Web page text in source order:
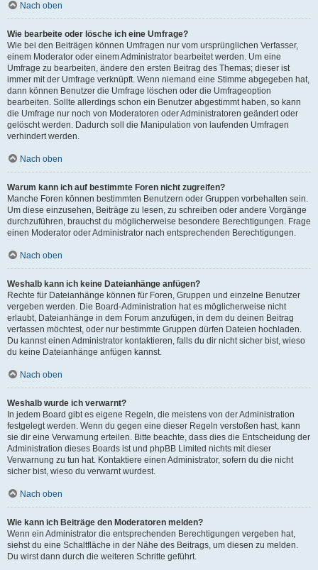
Nach oben
Wie bearbeite oder lösche ich eine Umfrage?
Wie bei den Beiträgen können Umfragen nur vom ursprünglichen Verfasser,
einem Moderator oder einem Administrator bearbeitet werden. Um eine
Umfrage zu bearbeiten, ändere den ersten Beitrag des Themas; dieser ist
immer mit der Umfrage verknüpft. Wenn niemand eine Stimme abgegeben hat,
dann können Benutzer die Umfrage löschen oder die Umfrageoption
bearbeiten. Sollte allerdings schon ein Benutzer abgestimmt haben, so kann
die Umfrage nur noch von Moderatoren oder Administratoren geändert oder
gelöscht werden. Dadurch soll die Manipulation von laufenden Umfragen
verhindert werden.
Nach oben
Warum kann ich auf bestimmte Foren nicht zugreifen?
Manche Foren können bestimmten Benutzern oder Gruppen vorbehalten sein.
Um diese einzusehen, Beiträge zu lesen, zu schreiben oder andere Vorgänge
durchzuführen, brauchst du möglicherweise besondere Berechtigungen. Frage
einen Moderator oder Administrator nach entsprechenden Berechtigungen.
Nach oben
Weshalb kann ich keine Dateianhänge anfügen?
Rechte für Dateianhänge können für Foren, Gruppen und einzelne Benutzer
vergeben werden. Die Board-Administration hat es möglicherweise nicht
erlaubt, Dateianhänge in dem Forum anzufügen, in dem du deinen Beitrag
verfassen möchtest, oder nur bestimmte Gruppen dürfen Dateien hochladen.
Du kannst einen Administrator kontaktieren, falls du dir nicht sicher bist, wieso
du keine Dateianhänge anfügen kannst.
Nach oben
Weshalb wurde ich verwarnt?
In jedem Board gibt es eigene Regeln, die meistens von der Administration
festgelegt werden. Wenn du gegen eine dieser Regeln verstoßen hast, kann
sie dir eine Verwarnung erteilen. Bitte beachte, dass dies die Entscheidung der
Administration dieses Boards ist und phpBB Limited nichts mit dieser
Verwarnung zu tun hat. Kontaktiere einen Administrator, sofern du die nicht
sicher bist, wieso du verwarnt wurdest.
Nach oben
Wie kann ich Beiträge den Moderatoren melden?
Wenn ein Administrator die entsprechenden Berechtigungen vergeben hat,
siehst du eine Schaltfläche in der Nähe des Beitrags, um diesen zu melden.
Du wirst dann durch die weiteren Schritte geführt.